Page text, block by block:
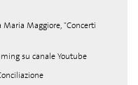
Maggiore, "Concerti
su canale Youtube